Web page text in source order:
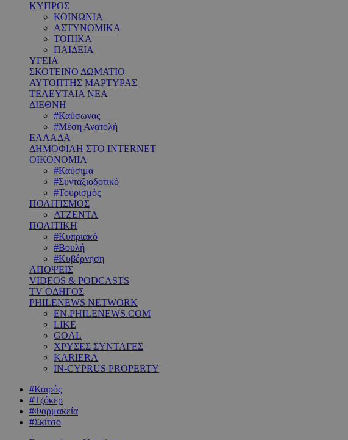
ΚΥΠΡΟΣ
ΚΟΙΝΩΝΙΑ
ΑΣΤΥΝΟΜΙΚΑ
ΤΟΠΙΚΑ
ΠΑΙΔΕΙΑ
ΥΓΕΙΑ
ΣΚΟΤΕΙΝΟ ΔΩΜΑΤΙΟ
ΑΥΤΟΠΤΗΣ ΜΑΡΤΥΡΑΣ
ΤΕΛΕΥΤΑΙΑ ΝΕΑ
ΔΙΕΘΝΗ
#Καύσωνας
#Μέση Ανατολή
ΕΛΛΑΔΑ
ΔΗΜΟΦΙΛΗ ΣΤΟ INTERNET
ΟΙΚΟΝΟΜΙΑ
#Καύσιμα
#Συνταξιοδοτικό
#Τουρισμός
ΠΟΛΙΤΙΣΜΟΣ
ΑΤΖΕΝΤΑ
ΠΟΛΙΤΙΚΗ
#Κυπριακό
#Βουλή
#Κυβέρνηση
ΑΠΟΨΕΙΣ
VIDEOS & PODCASTS
TV ΟΔΗΓΟΣ
PHILENEWS NETWORK
EN.PHILENEWS.COM
LIKE
GOAL
ΧΡΥΣΕΣ ΣΥΝΤΑΓΕΣ
KARIERA
IN-CYPRUS PROPERTY
#Καιρός
#Τζόκερ
#Φαρμακεία
#Σκίτσο